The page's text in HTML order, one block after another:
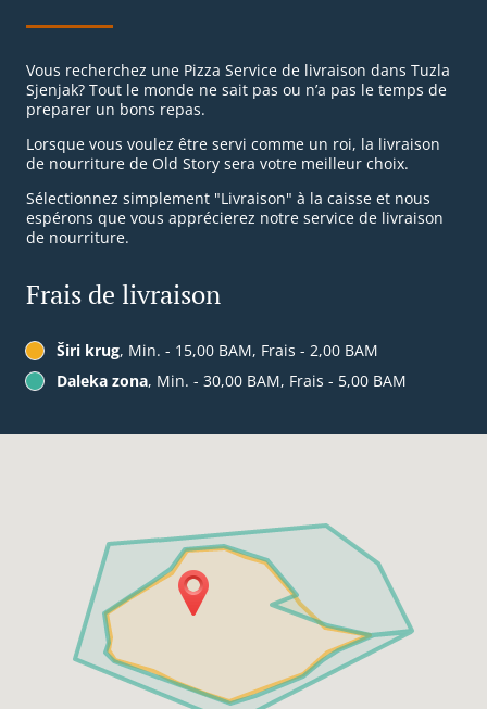
Vous recherchez une Pizza Service de livraison dans Tuzla
Sjenjak? Tout le monde ne sait pas ou n’a pas le temps de
preparer un bons repas.
Lorsque vous voulez être servi comme un roi, la livraison
de nourriture de Old Story sera votre meilleur choix.
Sélectionnez simplement "Livraison" à la caisse et nous
espérons que vous apprécierez notre service de livraison
de nourriture.
Frais de livraison
Širi krug, Min. - 15,00 BAM, Frais - 2,00 BAM
Daleka zona, Min. - 30,00 BAM, Frais - 5,00 BAM